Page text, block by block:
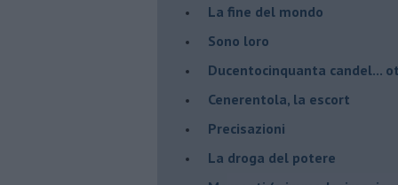
La fine del mondo
Sono loro
Ducentocinquanta candel...
Cenerentola, la escort
Precisazioni
La droga del potere